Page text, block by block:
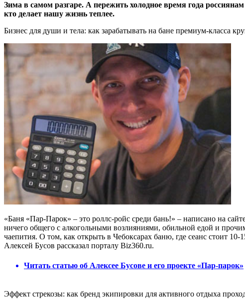
Зима в самом разгаре. А пережить холодное время года
кто делает нашу жизнь теплее.
Бизнес для души и тела: как зарабатывать на бане премиум-класса
«Баня «Пар-Парок» – это роллс-ройс среди бань!» – написано на
ничего общего с алкогольными возлияниями, обильной едой и
чаепития. О том, как открыть в Чебоксарах баню, где сеанс стоит
Алексей Бусов рассказал порталу Biz360.ru.
Читать статью об Алексее Бусове и его проекте «Пар-парок»
Эффект стрекозы: как бренд экипировки для активного отдыха